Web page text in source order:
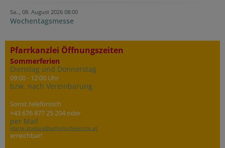
Sa.., 08. August 2026 08:00
Wochentagsmesse
Pfarrkanzlei Öffnungszeiten
Sommerferien
Dienstag und Donnerstag
09:00 - 12:00 Uhr
bzw. nach Vereinbarung
Sonst telefonisch
+43 676 877 25 204 oder
per Mail
pfarre.stadlau@katholischekirche.at
erreichbar!